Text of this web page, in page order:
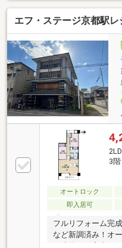
エフ・ステージ京都駅レ
3
オートロック
即入居可
フルリフォーム完
など新調済み！オ